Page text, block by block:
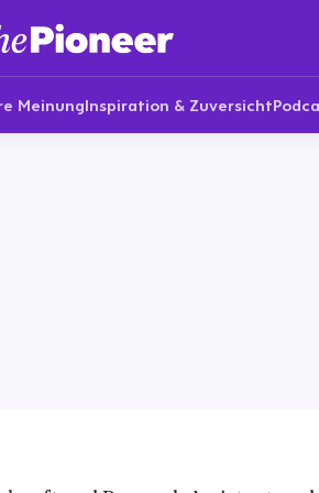
MeinungInspiration & Zuversicht